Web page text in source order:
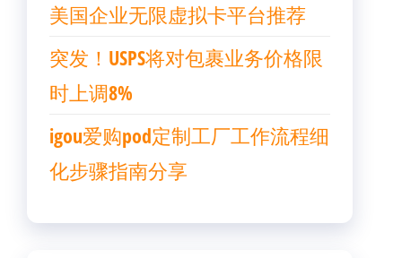
美国企业无限虚拟卡平台推荐
突发！USPS将对包裹业务价格限
时上调8%
igou爱购pod定制工厂工作流程细
化步骤指南分享